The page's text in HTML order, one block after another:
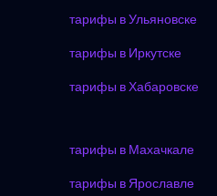
тарифы в Ульяновске
тарифы в Иркутске
тарифы в Хабаровске
тарифы в Махачкале
тарифы в Ярославле